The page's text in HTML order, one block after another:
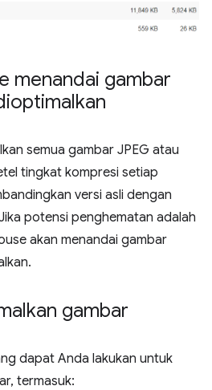
menandai gambar
semua gambar JPEG atau
tingkat kompresi setiap
versi asli dengan
potensi penghematan adalah
akan menandai gambar
gambar
dapat Anda lakukan untuk
termasuk: